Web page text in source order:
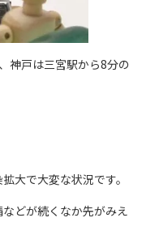
神戸は三宮駅から8分の
大で大変な状況です。
どが続くなか先がみえ